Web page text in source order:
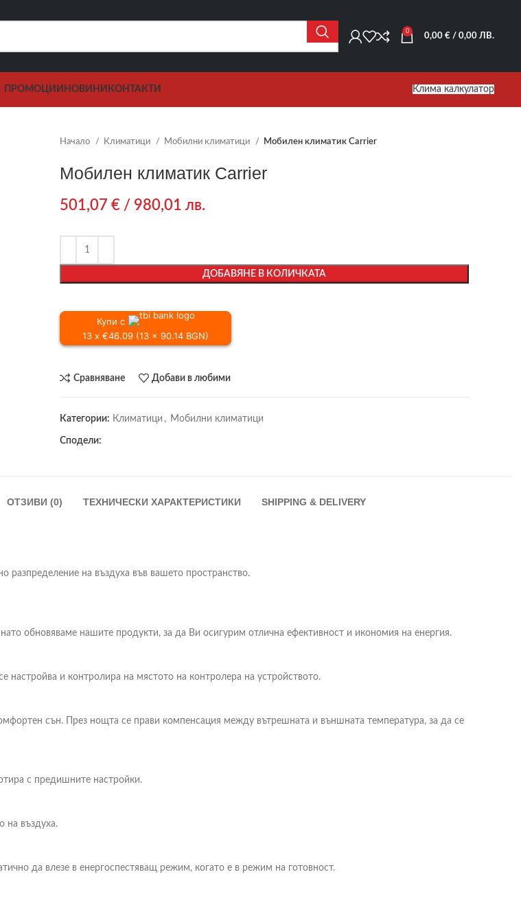
0
0,00€ / 0,00 ЛВ.
ПРОМОЦИИ НОВИНИ КОНТАКТИ Клима калкулатор
Начало Климатици Мобилни климатици Мобилен климатик Carrier
Мобилен климатик Carrier
501,07 € / 980,01 лв.
ДОБАВЯНЕ В КОЛИЧКАТА
Купи с
13 x €46.09 (13 x 90.14 BGN)
Сравняване Добави в любими
Категории: Климатици , Мобилни климатици
Сподели:
ОТЗИВИ (0) ТЕХНИЧЕСКИ ХАРАКТЕРИСТИКИ SHIPPING & DELIVERY
разпределение на въздуха във вашето пространство.
обновяваме нашите продукти, за да Ви осигурим отлична ефективност и икономия на енергия.
настройва и контролира на мястото на контролера на устройството.
сън. През нощта се прави компенсация между вътрешната и външната температура, за да се
с предишните настройки.
на въздуха.
да влезе в енергоспестяващ режим, когато е в режим на готовност.